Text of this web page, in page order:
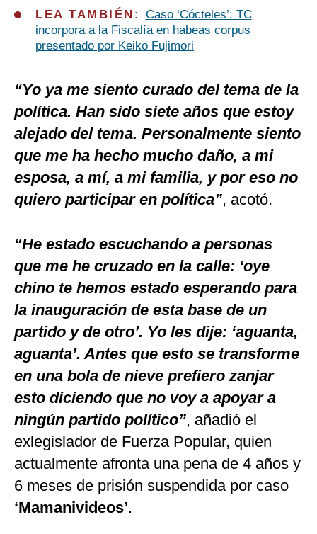
LEA TAMBIÉN: Caso ‘Cócteles’: TC
incorpora a la Fiscalía en habeas corpus
presentado por Keiko Fujimori
“Yo ya me siento curado del tema de la
política. Han sido siete años que estoy
alejado del tema. Personalmente siento
que me ha hecho mucho daño, a mi
esposa, a mí, a mi familia, y por eso no
quiero participar en política”, acotó.
“He estado escuchando a personas
que me he cruzado en la calle: ‘oye
chino te hemos estado esperando para
la inauguración de esta base de un
partido y de otro’. Yo les dije: ‘aguanta,
aguanta’. Antes que esto se transforme
en una bola de nieve prefiero zanjar
esto diciendo que no voy a apoyar a
ningún partido político”, añadió el
exlegislador de Fuerza Popular, quien
actualmente afronta una pena de 4 años y
6 meses de prisión suspendida por caso
‘Mamanivideos’.